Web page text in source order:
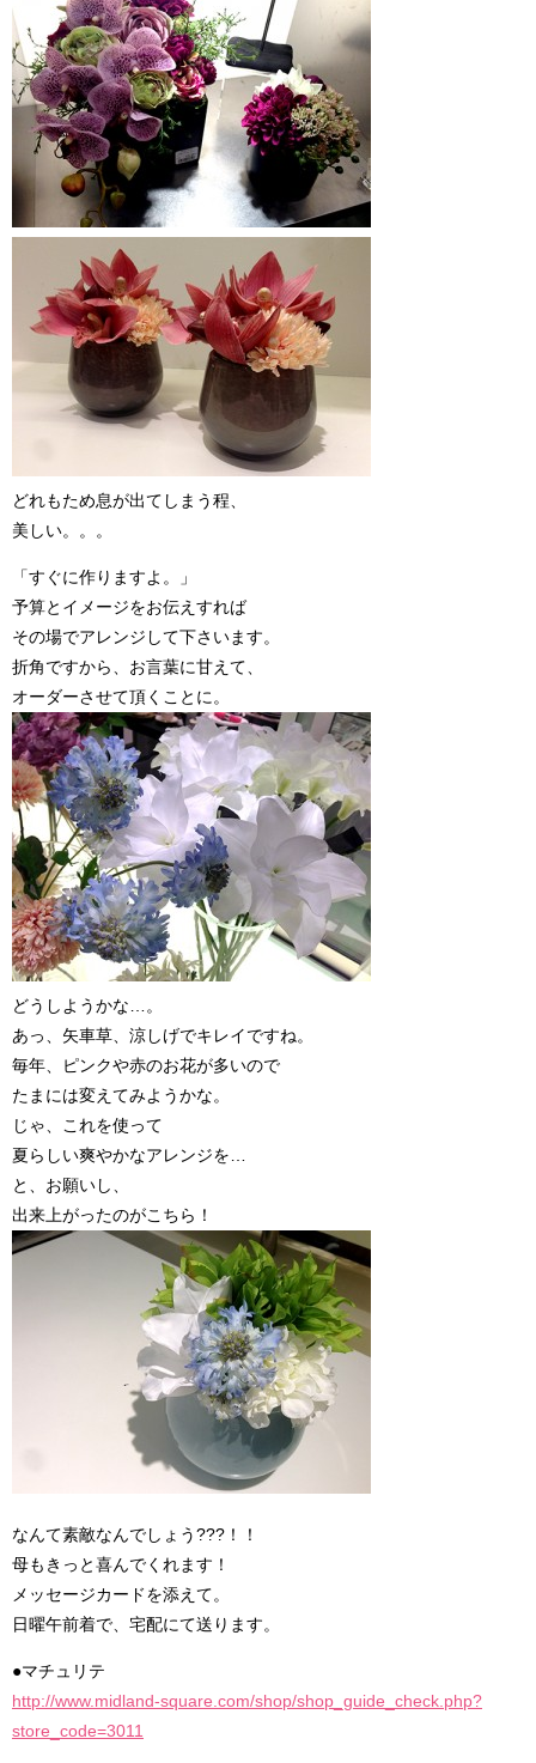
どれもため息が出てしまう程、
美しい。。。
「すぐに作りますよ。」
予算とイメージをお伝えすれば
その場でアレンジして下さいます。
折角ですから、お言葉に甘えて、
オーダーさせて頂くことに。
どうしようかな…。
あっ、矢車草、涼しげでキレイですね。
毎年、ピンクや赤のお花が多いので
たまには変えてみようかな。
じゃ、これを使って
夏らしい爽やかなアレンジを…
と、お願いし、
出来上がったのがこちら！
なんて素敵なんでしょう???！！
母もきっと喜んでくれます！
メッセージカードを添えて。
日曜午前着で、宅配にて送ります。
●マチュリテ
http://www.midland-square.com/shop/shop_guide_check.php?
store_code=3011